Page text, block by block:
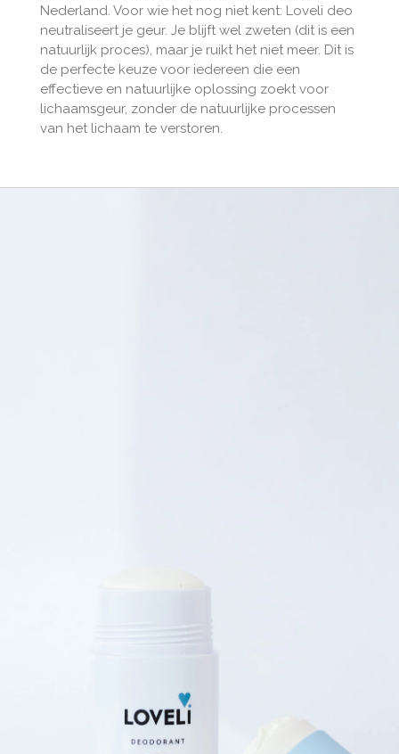
Nederland. Voor wie het nog niet kent: Loveli deo
neutraliseert je geur. Je blijft wel zweten (dit is een
natuurlijk proces), maar je ruikt het niet meer. Dit is
de perfecte keuze voor iedereen die een
effectieve en natuurlijke oplossing zoekt voor
lichaamsgeur, zonder de natuurlijke processen
van het lichaam te verstoren.